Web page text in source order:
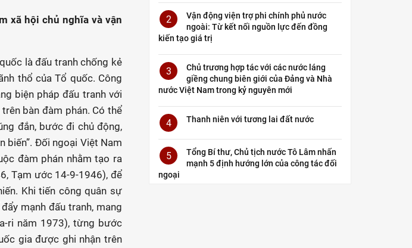
xã hội chủ nghĩa và vận
là đấu tranh chống kẻ
thổ của Tổ quốc. Công
biện pháp đấu tranh với
bàn đàm phán. Có thể
đắn, bước đi chủ động,
biến”. Đối ngoại Việt Nam
đàm phán nhằm tạo ra
Tạm ước 14-9-1946), để
Khi tiến công quân sự
mạnh đấu tranh, mang
ri năm 1973), từng bước
gia được ghi nhận trên
2
Vận động viện trợ phi chính phủ nước
ngoài: Từ kết nối nguồn lực đến đồng
kiến tạo giá trị
3
Chủ trương hợp tác với các nước láng
giềng chung biên giới của Đảng và Nhà
nước Việt Nam trong kỷ nguyên mới
4 Thanh niên với tương lai đất nước
5
Tổng Bí thư, Chủ tịch nước Tô Lâm nhấn
mạnh 5 định hướng lớn của công tác đối
ngoại